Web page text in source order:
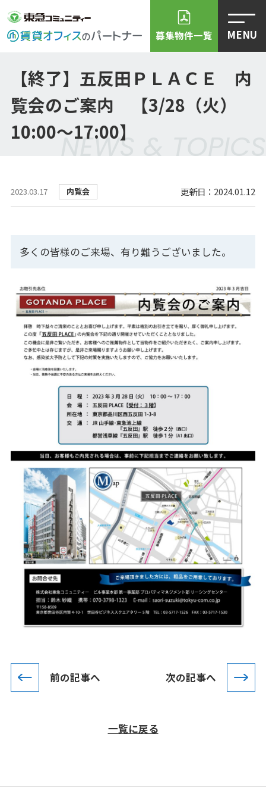
募集物件一覧 MENU
【終了】五反田ＰＬＡＣＥ 内
覧会のご案内 【3/28（火）
10:00～17:00】
NEWS & TOPICS
2023.03.17 内覧会 更新日：2024.01.12
多くの皆様のご来場、有り難うございました。
前の記事へ
一覧に戻る
次の記事へ